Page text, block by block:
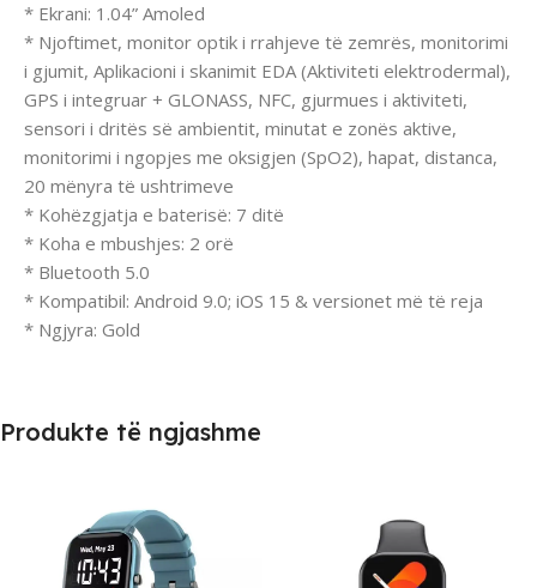
* Ekrani: 1.04” Amoled
* Njoftimet, monitor optik i rrahjeve të zemrës, monitorimi
i gjumit, Aplikacioni i skanimit EDA (Aktiviteti elektrodermal),
GPS i integruar + GLONASS, NFC, gjurmues i aktiviteti,
sensori i dritës së ambientit, minutat e zonës aktive,
monitorimi i ngopjes me oksigjen (SpO2), hapat, distanca,
20 mënyra të ushtrimeve
* Kohëzgjatja e baterisë: 7 ditë
* Koha e mbushjes: 2 orë
* Bluetooth 5.0
* Kompatibil: Android 9.0; iOS 15 & versionet më të reja
* Ngjyra: Gold
Produkte të ngjashme